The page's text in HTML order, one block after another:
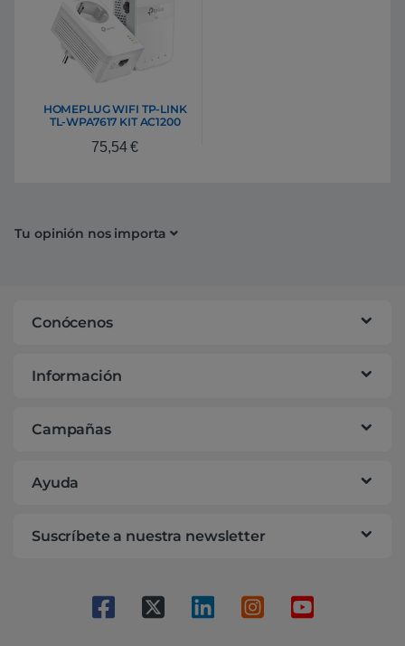
HOMEPLUG WIFI TP-LINK
TL-WPA7617 KIT AC1200
CON PASSTHROUGH KIT
75,54€
Tu opinión nos importa
Conócenos
Información
Campañas
Ayuda
Suscríbete a nuestra newsletter